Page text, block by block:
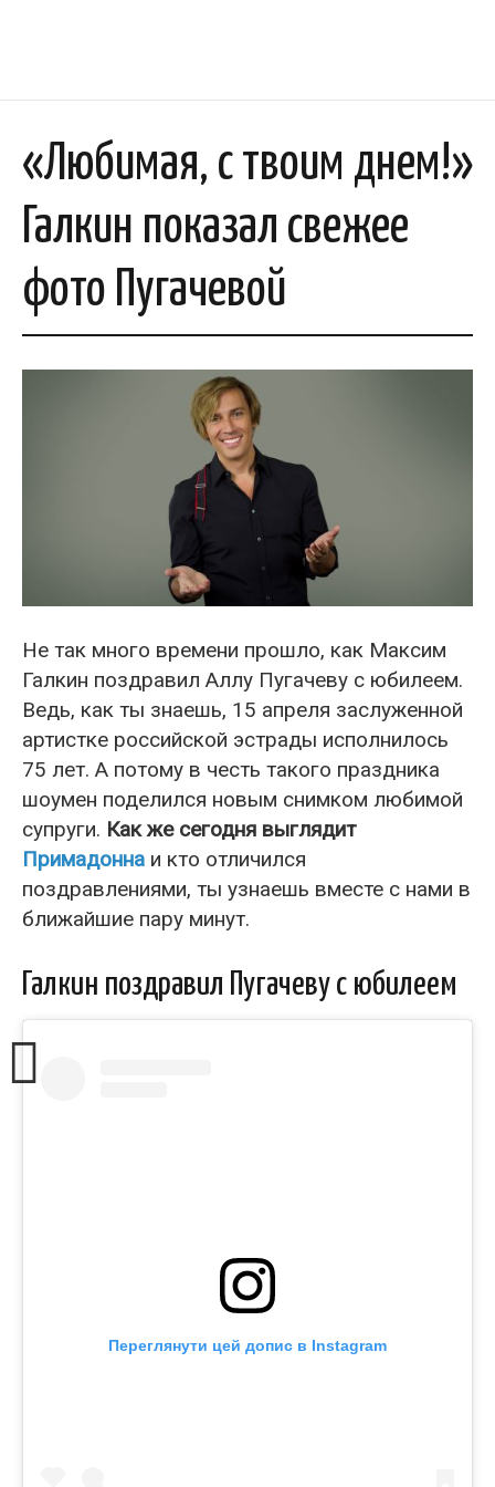
«Любимая, с твоим днем!»
Галкин показал свежее
фото Пугачевой
Не так много времени прошло, как Максим
Галкин поздравил Аллу Пугачеву с юбилеем.
Ведь, как ты знаешь, 15 апреля заслуженной
артистке российской эстрады исполнилось
75 лет. А потому в честь такого праздника
шоумен поделился новым снимком любимой
супруги. Как же сегодня выглядит
Примадонна и кто отличился
поздравлениями, ты узнаешь вместе с нами в
ближайшие пару минут.
Галкин поздравил Пугачеву с юбилеем
Переглянути цей допис в Instagram